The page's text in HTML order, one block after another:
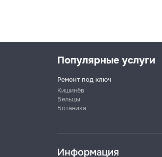
Популярные услуги
Ремонт под ключ
Кишинёв
Бельцы
Ботаника
Информация